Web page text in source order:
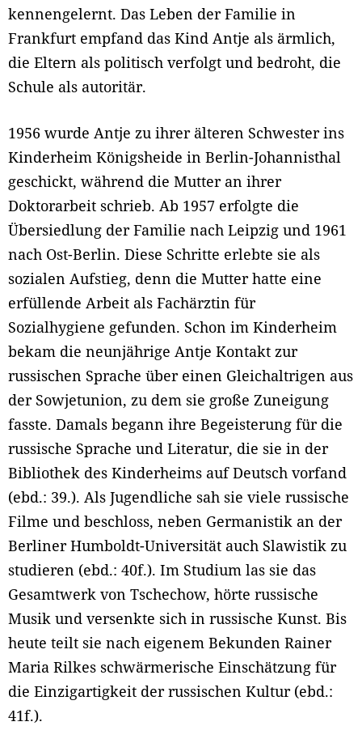
kennengelernt. Das Leben der Familie in
Frankfurt empfand das Kind Antje als ärmlich,
die Eltern als politisch verfolgt und bedroht, die
Schule als autoritär.
1956 wurde Antje zu ihrer älteren Schwester ins
Kinderheim Königsheide in Berlin-Johannisthal
geschickt, während die Mutter an ihrer
Doktorarbeit schrieb. Ab 1957 erfolgte die
Übersiedlung der Familie nach Leipzig und 1961
nach Ost-Berlin. Diese Schritte erlebte sie als
sozialen Aufstieg, denn die Mutter hatte eine
erfüllende Arbeit als Fachärztin für
Sozialhygiene gefunden. Schon im Kinderheim
bekam die neunjährige Antje Kontakt zur
russischen Sprache über einen Gleichaltrigen aus
der Sowjetunion, zu dem sie große Zuneigung
fasste. Damals begann ihre Begeisterung für die
russische Sprache und Literatur, die sie in der
Bibliothek des Kinderheims auf Deutsch vorfand
(ebd.: 39.). Als Jugendliche sah sie viele russische
Filme und beschloss, neben Germanistik an der
Berliner Humboldt-Universität auch Slawistik zu
studieren (ebd.: 40f.). Im Studium las sie das
Gesamtwerk von Tschechow, hörte russische
Musik und versenkte sich in russische Kunst. Bis
heute teilt sie nach eigenem Bekunden Rainer
Maria Rilkes schwärmerische Einschätzung für
die Einzigartigkeit der russischen Kultur (ebd.:
41f.).